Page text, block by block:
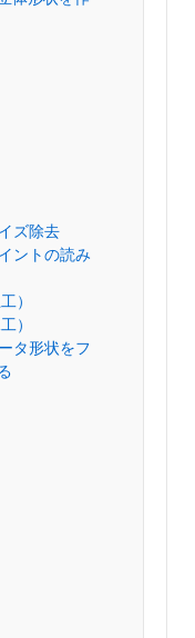
ズ除去
ントの読み
）
）
タ形状をフ